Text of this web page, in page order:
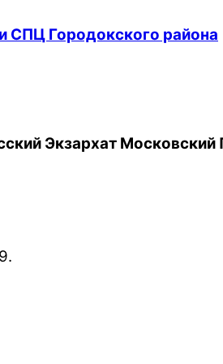
СПЦ Городокского района
Экзархат Московский